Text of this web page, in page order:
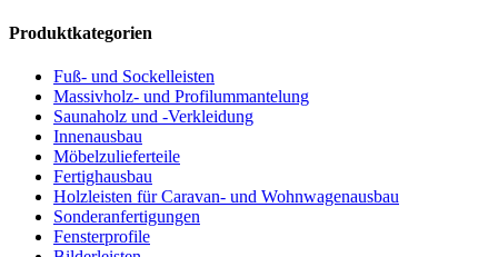
Produktkategorien
Fuß- und Sockelleisten
Massivholz- und Profilummantelung
Saunaholz und -Verkleidung
Innenausbau
Möbelzulieferteile
Fertighausbau
Holzleisten für Caravan- und Wohnwagenausbau
Sonderanfertigungen
Fensterprofile